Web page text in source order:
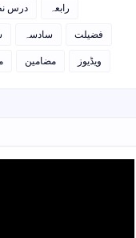
درس
رابعہ
سادسہ
فضیلت
مضامین ویڈیوز